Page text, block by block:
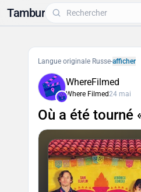
Tambur
Langue originale Russe-afficher
WhereFilmed
Where Filmed24 mai
Où a été tourné